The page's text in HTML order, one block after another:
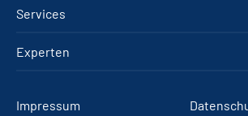
Services
Experten
Impressum